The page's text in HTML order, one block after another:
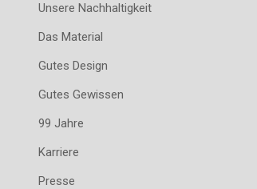
Unsere Nachhaltigkeit
Das Material
Gutes Design
Gutes Gewissen
99 Jahre
Karriere
Presse